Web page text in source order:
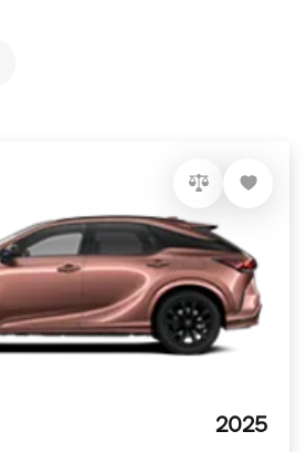
2025